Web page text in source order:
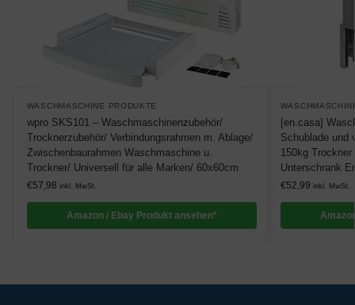
WASCHMASCHINE PRODUKTE
wpro SKS101 – Waschmaschinenzubehör/
Trocknerzubehör/ Verbindungsrahmen m. Ablage/
Zwischenbaurahmen Waschmaschine u.
Trockner/ Universell für alle Marken/ 60x60cm
€57,98 inkl. MwSt.
Amazon / Ebay Produkt ansehen*
[en.casa]
Schublade und
150kg
Unterschrank
€52,99 inkl. MwSt.